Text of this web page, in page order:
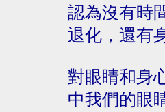
認為沒有時
退化，還有
對眼睛和身
中我們的眼